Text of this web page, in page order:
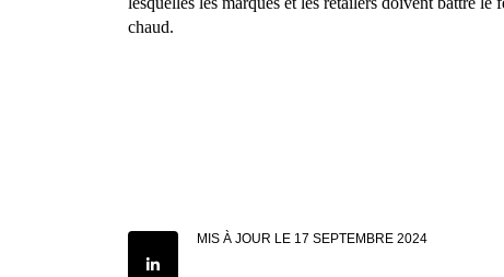
chaud.
Share on LinkedIn
MIS À JOUR LE 17 SEPTEMBRE 2024